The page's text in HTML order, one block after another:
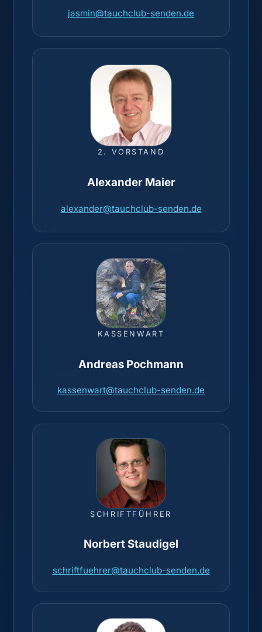
jasmin@tauchclub-senden.de
2. VORSTAND
Alexander Maier
alexander@tauchclub-senden.de
KASSENWART
Andreas Pochmann
kassenwart@tauchclub-senden.de
SCHRIFTFÜHRER
Norbert Staudigel
schriftfuehrer@tauchclub-senden.de